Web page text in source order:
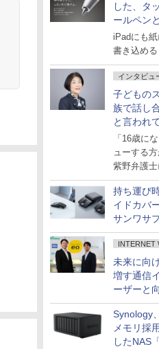
した、タ
ールペン
タイラス
iPadにも
書き込める
インタビュ
子どもの
族で話し
と言われ
いですか？
「16歳に
ューする
紫野弁護士
持ち運び
イドカバ
サンワサ
INTERNET
未来に向
増す通信
ーザーと
の“あたら
る～オプ
Synology
メモリ採
したNAS